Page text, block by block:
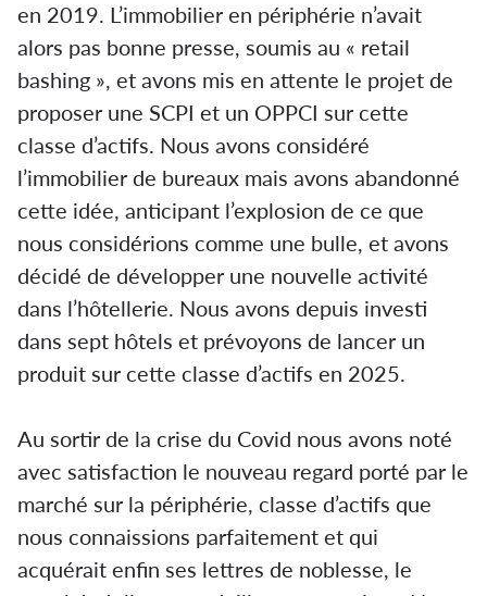
en 2019. L’immobilier en périphérie n’avait
alors pas bonne presse, soumis au « retail
bashing », et avons mis en attente le projet de
proposer une SCPI et un OPPCI sur cette
classe d’actifs. Nous avons considéré
l’immobilier de bureaux mais avons abandonné
cette idée, anticipant l’explosion de ce que
nous considérions comme une bulle, et avons
décidé de développer une nouvelle activité
dans l’hôtellerie. Nous avons depuis investi
dans sept hôtels et prévoyons de lancer un
produit sur cette classe d’actifs en 2025.
Au sortir de la crise du Covid nous avons noté
avec satisfaction le nouveau regard porté par le
marché sur la périphérie, classe d’actifs que
nous connaissions parfaitement et qui
acquérait enfin ses lettres de noblesse, le